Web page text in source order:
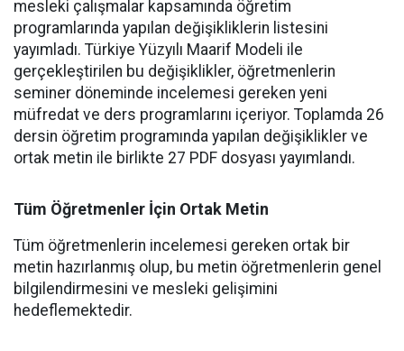
mesleki çalışmalar kapsamında öğretim
programlarında yapılan değişikliklerin listesini
yayımladı. Türkiye Yüzyılı Maarif Modeli ile
gerçekleştirilen bu değişiklikler, öğretmenlerin
seminer döneminde incelemesi gereken yeni
müfredat ve ders programlarını içeriyor. Toplamda 26
dersin öğretim programında yapılan değişiklikler ve
ortak metin ile birlikte 27 PDF dosyası yayımlandı.
Tüm Öğretmenler İçin Ortak Metin
Tüm öğretmenlerin incelemesi gereken ortak bir
metin hazırlanmış olup, bu metin öğretmenlerin genel
bilgilendirmesini ve mesleki gelişimini
hedeflemektedir.